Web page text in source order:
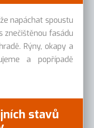
napáchat spoustu
znečištěnou fasádu
Rýny, okapy a
a popřípadě
stavů